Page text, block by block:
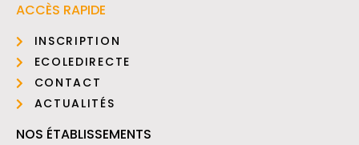
ACCÈS RAPIDE
INSCRIPTION
ECOLEDIRECTE
CONTACT
ACTUALITÉS
NOS ÉTABLISSEMENTS